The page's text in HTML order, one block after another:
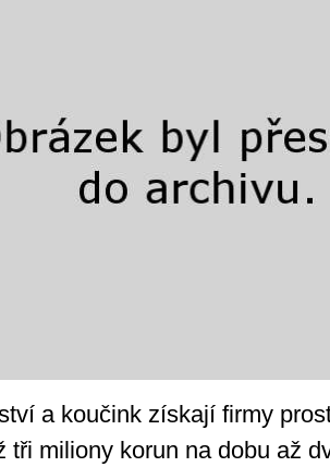
a koučink získají firmy
tři miliony korun na dobu až